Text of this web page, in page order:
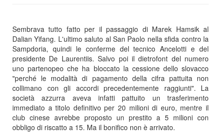
Sembrava tutto fatto per il passaggio di Marek Hamsik al
Dalian Yifang. L'ultimo saluto al San Paolo nella sfida contro la
Sampdoria, quindi le conferme del tecnico Ancelotti e del
presidente De Laurentiis. Salvo poi il dietrofont del numero
uno partenopeo che ha bloccato la cessione dello slovacco
"perché le modalità di pagamento della cifra pattuita non
collimano con gli accordi precedentemente raggiunti". La
società azzurra aveva infatti pattuito un trasferimento
immediato a titolo definitivo per 20 milioni di euro, mentre il
club cinese avrebbe proposto un prestito a 5 milioni con
obbligo di riscatto a 15. Ma il bonifico non è arrivato.